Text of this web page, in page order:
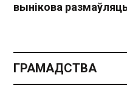
вынікова
ГРАМАДСТВА